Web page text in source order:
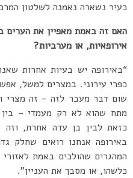
כעיר נשארה נאמנה לשלטון
האם זה באמת מאפיין את הערים
אירופאיות, או מערביות?
“באירופה יש בעיות אחרות
כפרי עירוני. במצרים למשל,
שום דבר מעבר לזה – זה מצרי
מתח שהוא לא רק מעמדי –
כזאת לבין בן עדה אחרת,
באירופה אנחנו רואים שחלק
המהגרים שהולכים באמת
כלשהו, או מסבך את העניין”.